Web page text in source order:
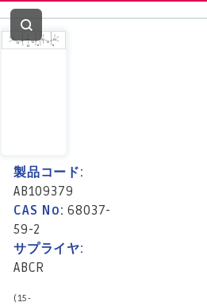
マイアカウント
主要取扱ブランド
製品コード:
AB109379
CAS No:68037-
59-2
サプライヤ:
ABCR
(15-